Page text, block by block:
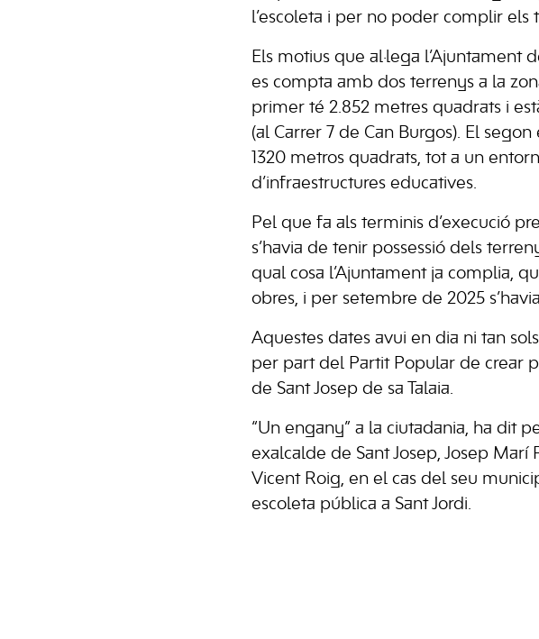
l’escoleta i per no poder complir els
Els motius que al·lega l’Ajuntament
es compta amb dos terrenys a la
primer té 2.852 metres quadrats i
(al Carrer 7 de Can Burgos). El
1320 metros quadrats, tot a un
d’infraestructures educatives.
Pel que fa als terminis d’execució
s’havia de tenir possessió dels
qual cosa l’Ajuntament ja complia,
obres, i per setembre de 2025
Aquestes dates avui en dia ni tan
per part del Partit Popular de crear
de Sant Josep de sa Talaia.
“Un engany” a la ciutadania, ha dit
exalcalde de Sant Josep, Josep
Vicent Roig, en el cas del seu
escoleta pública a Sant Jordi.